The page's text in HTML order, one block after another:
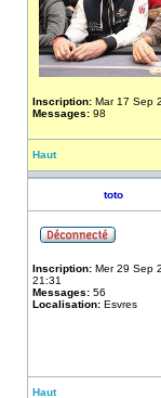
Inscription: Mar 17 Sep
Messages: 98
Haut
toto
Inscription: Mer 29 Sep
21:31
Messages: 56
Localisation: Esvres
Haut